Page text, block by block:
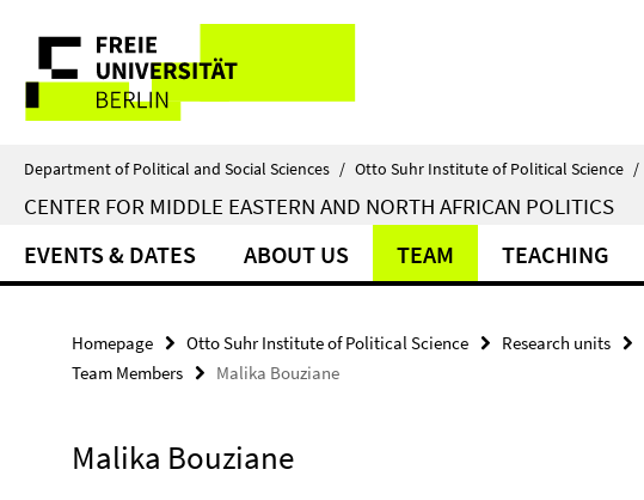
direkt
Inhalt
Service
Navigation
Department of Political and Social Sciences / Otto Suhr Institute of Political Science /
CENTER FOR MIDDLE EASTERN AND NORTH AFRICAN POLITICS
EVENTS & DATES ABOUT US TEAM TEACHING
Homepage Otto Suhr Institute of Political Science Research units
Team Members
Malika Bouziane
Malika Bouziane